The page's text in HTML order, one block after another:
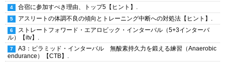
合宿に参加すべき理由、トップ5【ヒント】.
アスリートの体調不良の傾向とトレーニング中断への対処法【ヒント】.
ストレートフォワード・エアロビック・インターバル（5+3インターバ
ル）【itv】.
A3：ピラミッド・インターバル 無酸素持久力を鍛える練習（Anaerobic
endurance）【CTB】.